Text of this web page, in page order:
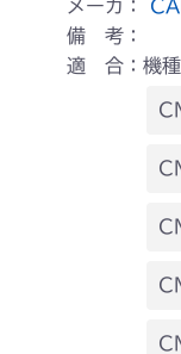
メーカ：
備 考：
適 合：機種